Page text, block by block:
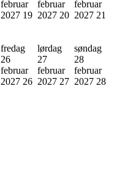
februar
2027 19
februar
2027 20
februar
2027 21
fredag
26
februar
2027 26
lørdag
27
februar
2027 27
søndag
28
februar
2027 28